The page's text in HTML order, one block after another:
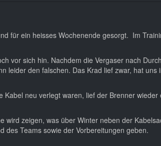
für ein heisses Wochenende gesorgt. Im
vor sich hin. Nachdem die Vergaser nach
den falschen. Das Krad lief zwar, hat
neu verlegt waren, lief der Brenner
zeigen, was über Winter neben der
des Teams sowie der Vorbereitungen geben.